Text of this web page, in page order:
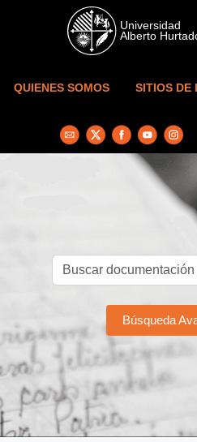
Skip to main content
QUIENES SOMOS SITIOS DE
Búsqueda